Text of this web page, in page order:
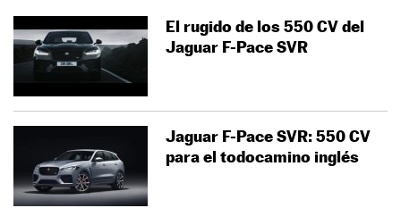
El rugido de los 550 CV del
Jaguar F-Pace SVR
Jaguar F-Pace SVR: 550 CV
para el todocamino inglés